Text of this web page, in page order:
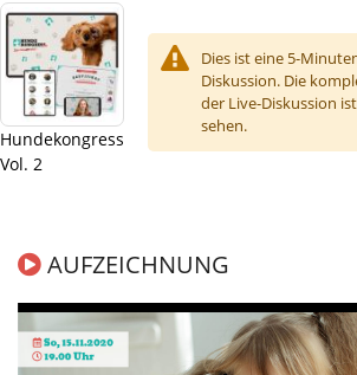
Hundekongress
Vol. 2
Dies ist eine 5-
Diskussion. Die
der Live-Diskussion
sehen.
AUFZEICHNUNG